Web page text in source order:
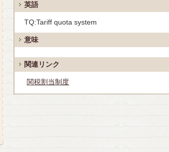
英語
TQ:Tariff quota system
意味
関連リンク
関税割当制度